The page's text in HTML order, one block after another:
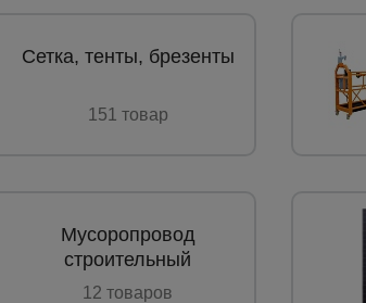
для строительства
для работы с арматурой
строительные и садовые
и стремянки
Сетка, тенты, брезенты
151 товар
Мусоропровод
строительный
12 товаров